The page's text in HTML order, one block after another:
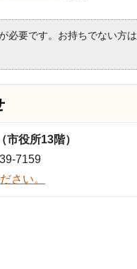
必要です。お持ちでない方は
役所13階）
7159
さい。